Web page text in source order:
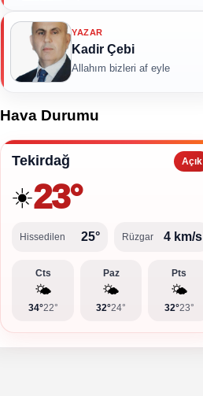
YAZAR
Kadir Çebi
Allahım bizleri af eyle
Hava Durumu
Tekirdağ Açık
☀️23°
Hissedilen 25° Rüzgar 4 km/s
Cts
🌤️
34°22°
Paz
🌤️
32°24°
Pts
🌤️
32°23°